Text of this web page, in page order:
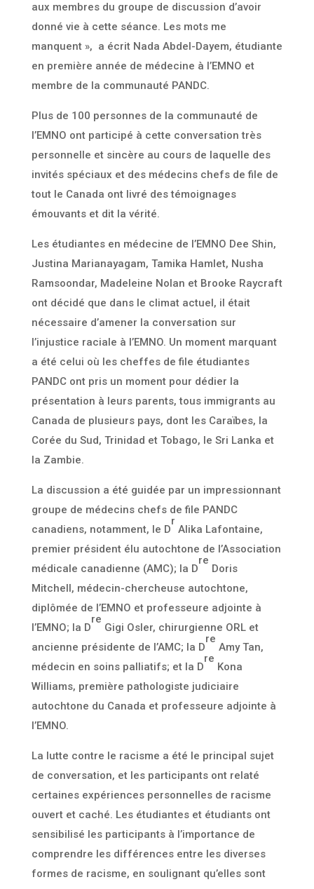
aux membres du groupe de discussion d’avoir
donné vie à cette séance. Les mots me
manquent », a écrit Nada Abdel-Dayem, étudiante
en première année de médecine à l’EMNO et
membre de la communauté PANDC.
Plus de 100 personnes de la communauté de
l’EMNO ont participé à cette conversation très
personnelle et sincère au cours de laquelle des
invités spéciaux et des médecins chefs de file de
tout le Canada ont livré des témoignages
émouvants et dit la vérité.
Les étudiantes en médecine de l’EMNO Dee Shin,
Justina Marianayagam, Tamika Hamlet, Nusha
Ramsoondar, Madeleine Nolan et Brooke Raycraft
ont décidé que dans le climat actuel, il était
nécessaire d’amener la conversation sur
l’injustice raciale à l’EMNO. Un moment marquant
a été celui où les cheffes de file étudiantes
PANDC ont pris un moment pour dédier la
présentation à leurs parents, tous immigrants au
Canada de plusieurs pays, dont les Caraïbes, la
Corée du Sud, Trinidad et Tobago, le Sri Lanka et
la Zambie.
La discussion a été guidée par un impressionnant
groupe de médecins chefs de file PANDC
canadiens, notamment, le D
r
Alika Lafontaine,
premier président élu autochtone de l’Association
médicale canadienne (AMC); la D
re
Doris
Mitchell, médecin-chercheuse autochtone,
diplômée de l’EMNO et professeure adjointe à
l’EMNO; la D
re
Gigi Osler, chirurgienne ORL et
ancienne présidente de l’AMC; la D
re
Amy Tan,
médecin en soins palliatifs; et la D
re
Kona
Williams, première pathologiste judiciaire
autochtone du Canada et professeure adjointe à
l’EMNO.
La lutte contre le racisme a été le principal sujet
de conversation, et les participants ont relaté
certaines expériences personnelles de racisme
ouvert et caché. Les étudiantes et étudiants ont
sensibilisé les participants à l’importance de
comprendre les différences entre les diverses
formes de racisme, en soulignant qu’elles sont